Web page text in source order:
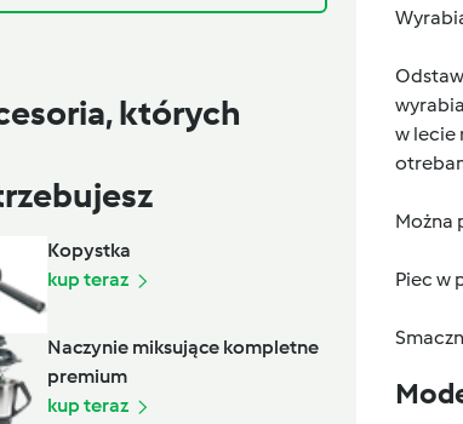
których
Kopystka
kup teraz
Naczynie miksujące kompletne
premium
kup teraz
w lecie
Można
Piec w